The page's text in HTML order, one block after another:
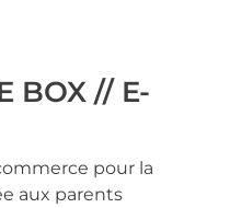
BOX // E-
pour la
aux parents